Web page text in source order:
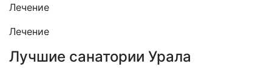
Лечение
Лечение
Лучшие санатории Урала